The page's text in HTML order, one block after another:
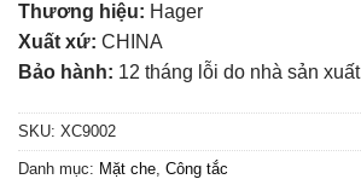
Thương hiệu: Hager
Xuất xứ: CHINA
Bảo hành: 12 tháng lỗi do nhà sản xuất
SKU: XC9002
Danh mục: Mặt che Công tắc